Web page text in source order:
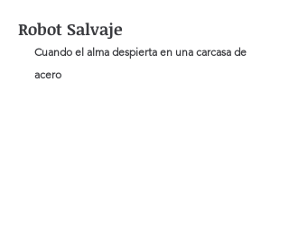
Robot Salvaje
Cuando el alma despierta en una carcasa de
acero